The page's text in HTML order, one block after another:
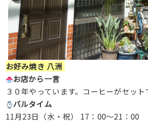
お好み焼き 八洲
お店から一言
３０年やっています。コーヒーがセット
バルタイム
11月23日（水・祝） 17：00～21：00